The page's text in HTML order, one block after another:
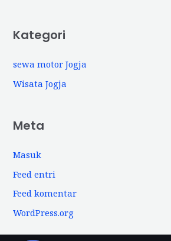
Kategori
sewa motor Jogja
Wisata Jogja
Meta
Masuk
Feed entri
Feed komentar
WordPress.org